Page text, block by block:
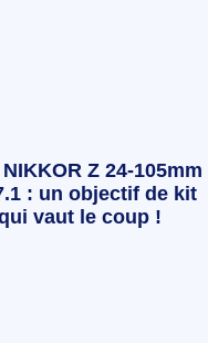
Z 24-105mm
: un objectif de kit
vaut le coup !